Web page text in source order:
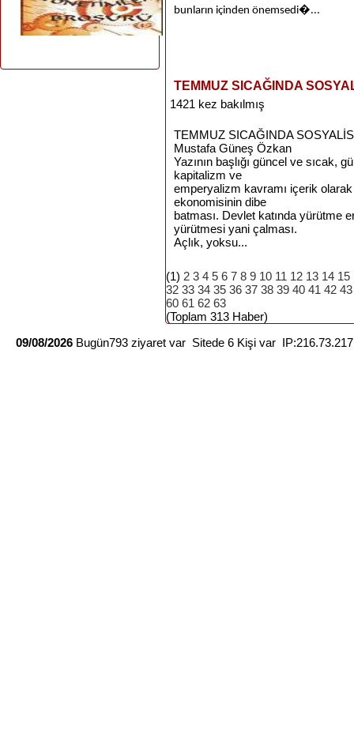
bunların içinden önemsedi�...
TEMMUZ SICAĞINDA
1421 kez bakılmış
TEMMUZ SICAĞINDA
Mustafa Güneş Özkan
Yazının başlığı güncel ve
kapitalizm ve
emperyalizm kavramı içerik
ekonomisinin dibe
batması. Devlet katında yürütme
yürütmesi yani çalması.
Açlık, yoksu...
(1) 2 3 4 5 6 7 8 9 10 11 12 13 14 15
32 33 34 35 36 37 38 39 40 41 42 43
60 61 62 63
(Toplam 313 Haber)
09/08/2026 Bugün793 ziyaret var Sitede 6 Kişi var